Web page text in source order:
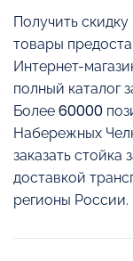
Получить
товары
Интернет-
полный каталог
Более 60000
Набережных
заказать стойка
доставкой
регионы России.